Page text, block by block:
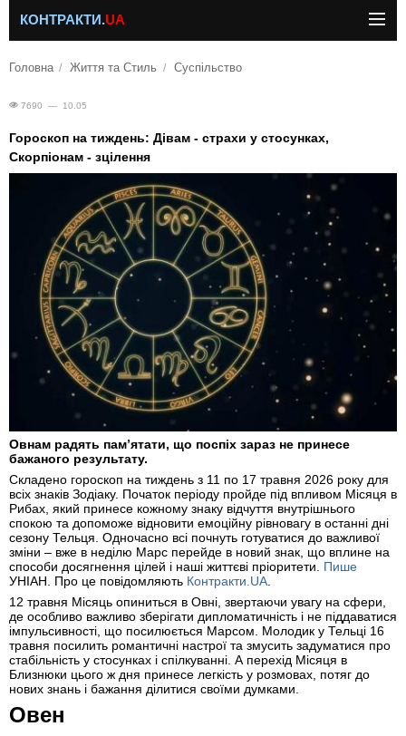
КОНТРАКТИ.UA
Головна Життя та Стиль Суспільство
7690 — 10.05
Гороскоп на тиждень: Дівам - страхи у стосунках,
Скорпіонам - зцілення
Овнам радять пам’ятати, що поспіх зараз не принесе
бажаного результату.
Складено гороскоп на тиждень з 11 по 17 травня 2026 року для
всіх знаків Зодіаку. Початок періоду пройде під впливом Місяця в
Рибах, який принесе кожному знаку відчуття внутрішнього
спокою та допоможе відновити емоційну рівновагу в останні дні
сезону Тельця. Одночасно всі почнуть готуватися до важливої
зміни – вже в неділю Марс перейде в новий знак, що вплине на
способи досягнення цілей і наші життєві пріоритети. Пише
УНІАН. Про це повідомляють Контракти.UA.
12 травня Місяць опиниться в Овні, звертаючи увагу на сфери,
де особливо важливо зберігати дипломатичність і не піддаватися
імпульсивності, що посилюється Марсом. Молодик у Тельці 16
травня посилить романтичні настрої та змусить задуматися про
стабільність у стосунках і спілкуванні. А перехід Місяця в
Близнюки цього ж дня принесе легкість у розмовах, потяг до
нових знань і бажання ділитися своїми думками.
Овен